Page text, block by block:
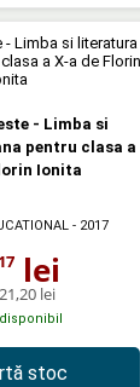
- Limba si
pentru clasa a
Ionita
- 2017
lei
21,20 lei
stoc